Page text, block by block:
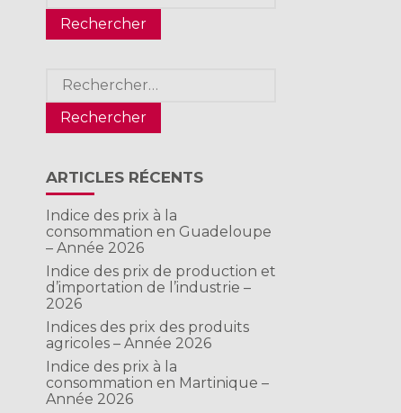
Rechercher :
ARTICLES RÉCENTS
Indice des prix à la
consommation en Guadeloupe
– Année 2026
Indice des prix de production et
d’importation de l’industrie –
2026
Indices des prix des produits
agricoles – Année 2026
Indice des prix à la
consommation en Martinique –
Année 2026